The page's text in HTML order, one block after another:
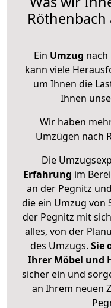
Ein Umzug nach
kann viele
um Ihnen die
Ihnen
Wir haben
Umzügen nach
Die
Erfahrung im
an der Pegnitz
die ein Umzug von
der Pegnitz mit
alles, von der
des Umzugs. Sie
Ihrer Möbel und
sicher ein und
an Ihrem neuen